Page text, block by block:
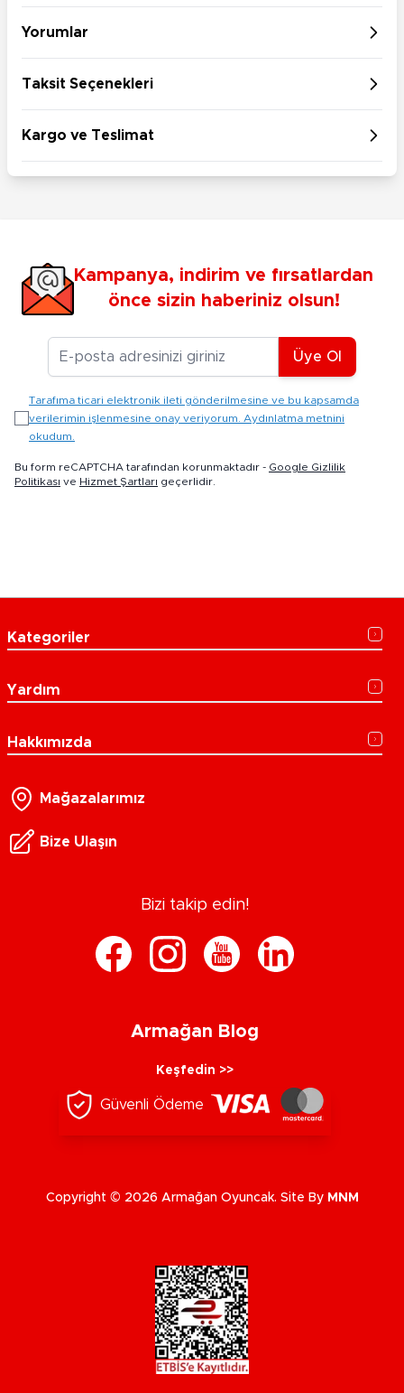
Yorumlar
Taksit Seçenekleri
Kargo ve Teslimat
Kampanya, indirim ve fırsatlardan
önce sizin haberiniz olsun!
E-posta Adresiniz
Üye Ol
Tarafıma ticari elektronik ileti gönderilmesine ve bu kapsamda
verilerimin işlenmesine onay veriyorum. Aydınlatma metnini
okudum.
Bu form reCAPTCHA tarafından korunmaktadır - Google Gizlilik
Politikası ve Hizmet Şartları geçerlidir.
Kategoriler
Yardım
Hakkımızda
Mağazalarımız
Bize Ulaşın
Bizi takip edin!
Armağan Blog
Keşfedin >>
Güvenli Ödeme
Copyright © 2026 Armağan Oyuncak. Site By MNM